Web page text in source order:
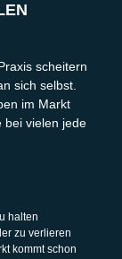
scheitern
sich selbst.
im Markt
bei vielen jede
halten
zu verlieren
kommt schon